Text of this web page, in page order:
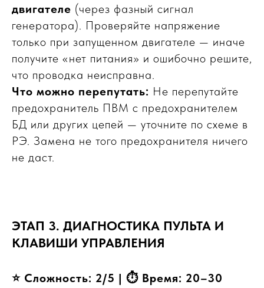
двигателе (через фазный сигнал
генератора). Проверяйте напряжение
только при запущенном двигателе — иначе
получите «нет питания» и ошибочно решите,
что проводка неисправна.
Что можно перепутать: Не перепутайте
предохранитель ПВМ с предохранителем
БД или других цепей — уточните по схеме в
РЭ. Замена не того предохранителя ничего
не даст.
ЭТАП 3. ДИАГНОСТИКА ПУЛЬТА И
КЛАВИШИ УПРАВЛЕНИЯ
⭐ Сложность: 2/5 | ⏱ Время: 20–30